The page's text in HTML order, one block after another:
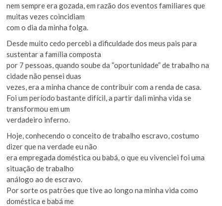
nem sempre era gozada, em razão dos eventos familiares que
muitas vezes coincidiam
com o dia da minha folga.
Desde muito cedo percebi a dificuldade dos meus pais para
sustentar a família composta
por 7 pessoas, quando soube da “oportunidade” de trabalho na
cidade não pensei duas
vezes, era a minha chance de contribuir com a renda de casa.
Foi um período bastante difícil, a partir dali minha vida se
transformou em um
verdadeiro inferno.
Hoje, conhecendo o conceito de trabalho escravo, costumo
dizer que na verdade eu não
era empregada doméstica ou babá, o que eu vivenciei foi uma
situação de trabalho
análogo ao de escravo.
Por sorte os patrões que tive ao longo na minha vida como
doméstica e babá me